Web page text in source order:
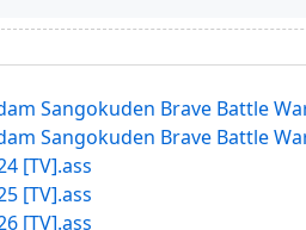
Sangokuden Brave Battle
Sangokuden Brave Battle
[TV].ass
[TV].ass
[TV].ass